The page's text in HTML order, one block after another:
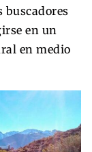
buscadores
en un
en medio